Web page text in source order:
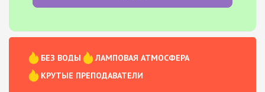
БЕЗ ВОДЫ
ЛАМПОВАЯ АТМОСФЕРА
КРУТЫЕ ПРЕПОДАВАТЕЛИ